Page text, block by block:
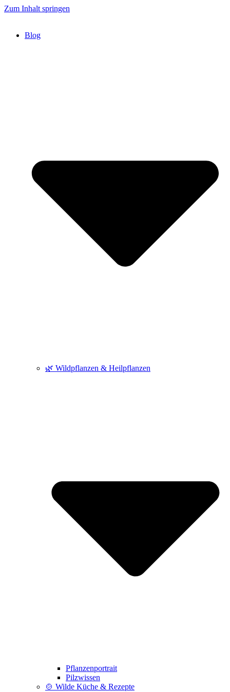
Zum Inhalt springen
Blog
🌿 Wildpflanzen & Heilpflanzen
Pflanzenportrait
Pilzwissen
🍲 Wilde Küche & Rezepte